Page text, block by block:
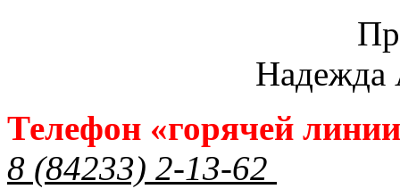
Надежда
Телефон «горячей
8 (84233) 2-13-62